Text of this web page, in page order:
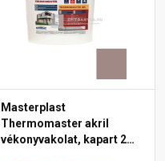
Masterplast
Thermomaster akril
vékonyvakolat, kapart 2